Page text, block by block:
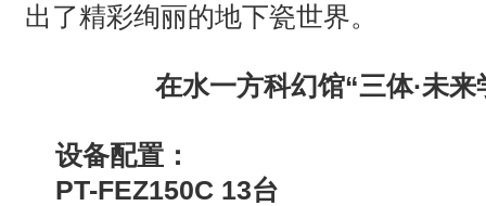
出了精彩绚丽的地下瓷世界。
在水一方科幻馆“三体·未
设备配置：
PT-FEZ150C 13台